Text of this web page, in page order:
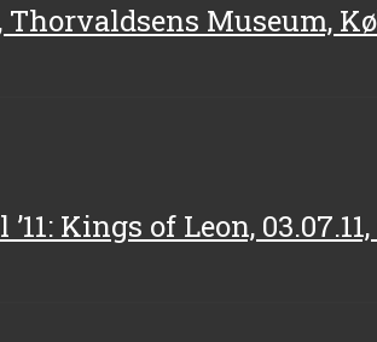
Thorvaldsens Museum,
Kings of Leon,